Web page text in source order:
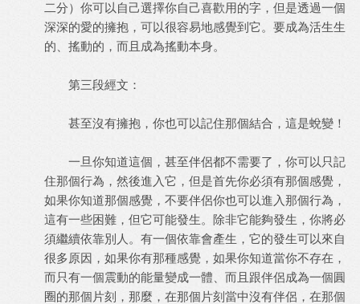
二分）你可以自己選擇你自己喜歡用的字，但是透過一個
深深的愛的擁抱，可以很容易地感覺到它。要成為活生生
的、搖動的，而且成為搖動本身。
第三段經文：
甚至沒有擁抱，你也可以記住那個結合，這是蛻變！
一旦你知道這個，甚至伴侶都不需要了，你可以只記
住那個行為，然後進入它，但是首先你必須有那個感覺，
如果你知道那個感覺，不要伴侶你也可以進入那個行為，
這有一些困難，但它可能發生。除非它能夠發生，你將必
須繼續依靠別人。有一個依靠會產生，它的發生可以來自
很多原因，如果你有那種感覺，如果你知道當你不存在，
而只有一個震動的能量變成一體、而且跟伴侶成為一個圓
圈的那個片刻，那麼，在那個片刻當中沒有伴侶，在那個